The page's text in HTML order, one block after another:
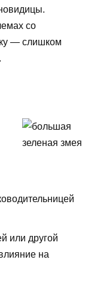
со
— слишком
или другой
на